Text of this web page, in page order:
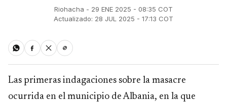
Riohacha - 29 ENE 2025 - 08:35 COT
Actualizado: 28 JUL 2025 - 17:13 COT
Las primeras indagaciones sobre la masacre
ocurrida en el municipio de Albania, en la que